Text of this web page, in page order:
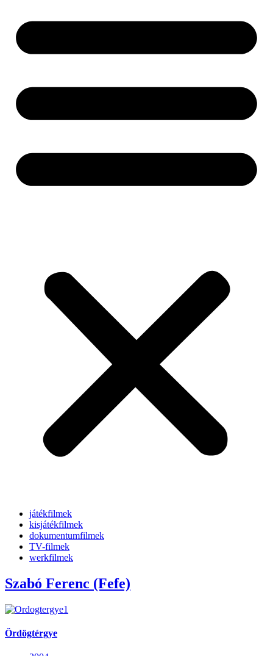
játékfilmek
kisjátékfilmek
dokumentumfilmek
TV-filmek
werkfilmek
Szabó Ferenc (Fefe)
Ördögtérgye